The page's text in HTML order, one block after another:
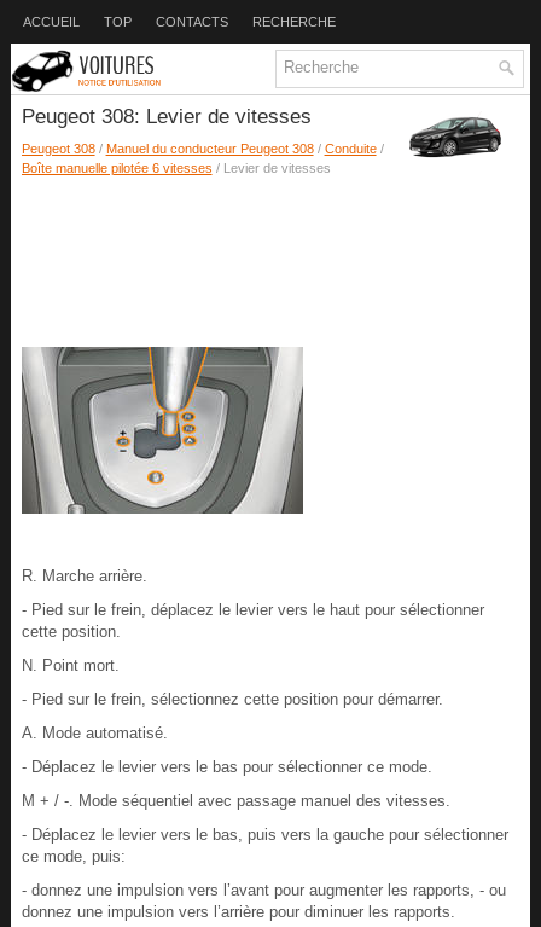
ACCUEIL TOP CONTACTS RECHERCHE
Peugeot 308: Levier de vitesses
Peugeot 308/ Manuel du conducteur Peugeot 308/ Conduite/
Boîte manuelle pilotée 6 vitesses / Levier de vitesses
R. Marche arrière.
- Pied sur le frein, déplacez le levier vers le haut pour sélectionner
cette position.
N. Point mort.
- Pied sur le frein, sélectionnez cette position pour démarrer.
A. Mode automatisé.
- Déplacez le levier vers le bas pour sélectionner ce mode.
M + / -. Mode séquentiel avec passage manuel des vitesses.
- Déplacez le levier vers le bas, puis vers la gauche pour sélectionner
ce mode, puis:
- donnez une impulsion vers l’avant pour augmenter les rapports, - ou
donnez une impulsion vers l’arrière pour diminuer les rapports.